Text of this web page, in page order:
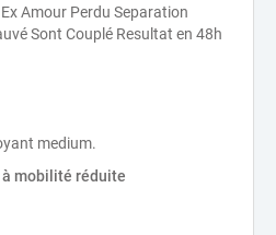
Amour Perdu Separation
Sont Couplé Resultat en 48h
medium.
à mobilité réduite